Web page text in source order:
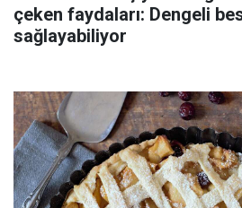
çeken faydaları: Dengeli
sağlayabiliyor